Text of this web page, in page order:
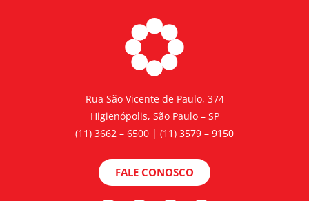
Rua São Vicente de Paulo, 374
Higienópolis, São Paulo – SP
(11) 3662 – 6500 | (11) 3579 – 9150
FALE CONOSCO